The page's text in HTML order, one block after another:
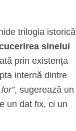
trilogia istorică
sinelui
prin existența
internă dintre
, sugerează un
un dat fix, ci un